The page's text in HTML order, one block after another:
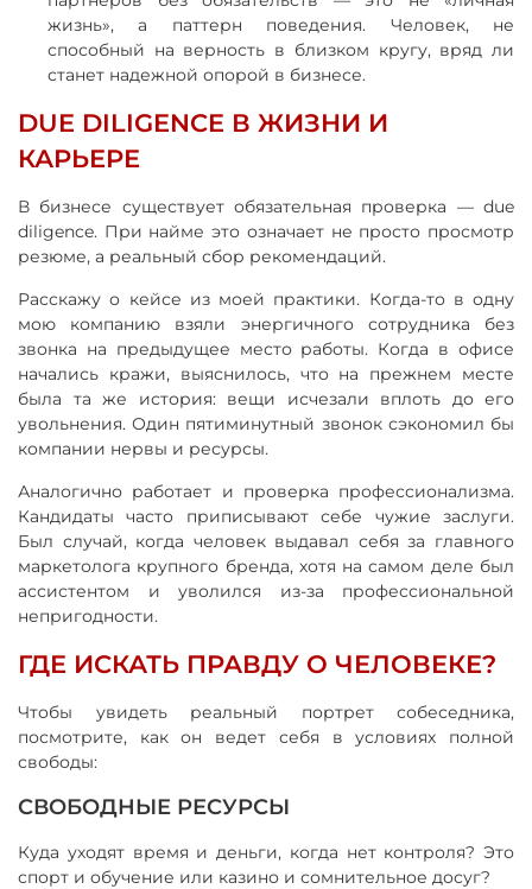
жизнь», а паттерн поведения. Человек, не
способный на верность в близком кругу, вряд ли
станет надежной опорой в бизнесе.
DUE DILIGENCE В ЖИЗНИ И
КАРЬЕРЕ
В бизнесе существует обязательная проверка — due
diligence. При найме это означает не просто просмотр
резюме, а реальный сбор рекомендаций.
Расскажу о кейсе из моей практики. Когда-то в одну
мою компанию взяли энергичного сотрудника без
звонка на предыдущее место работы. Когда в офисе
начались кражи, выяснилось, что на прежнем месте
была та же история: вещи исчезали вплоть до его
увольнения. Один пятиминутный звонок сэкономил бы
компании нервы и ресурсы.
Аналогично работает и проверка профессионализма.
Кандидаты часто приписывают себе чужие заслуги.
Был случай, когда человек выдавал себя за главного
маркетолога крупного бренда, хотя на самом деле был
ассистентом и уволился из-за профессиональной
непригодности.
ГДЕ ИСКАТЬ ПРАВДУ О ЧЕЛОВЕКЕ?
Чтобы увидеть реальный портрет собеседника,
посмотрите, как он ведет себя в условиях полной
свободы:
СВОБОДНЫЕ РЕСУРСЫ
Куда уходят время и деньги, когда нет контроля? Это
спорт и обучение или казино и сомнительное досуг?